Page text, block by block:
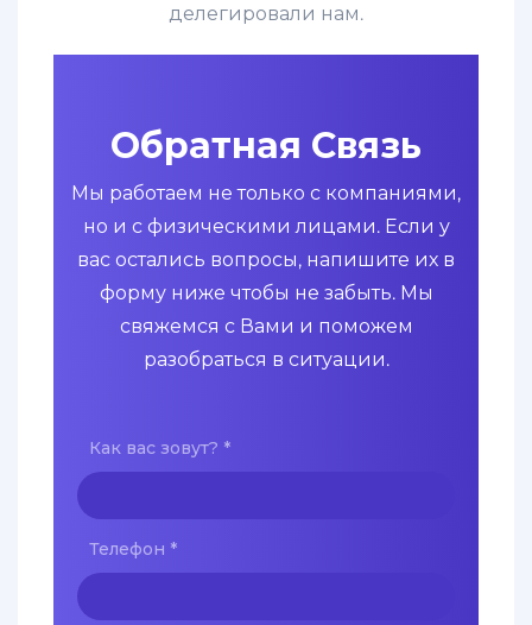
делегировали нам.
Обратная Связь
Мы работаем не только с компаниями,
но и с физическими лицами. Если у
вас остались вопросы, напишите их в
форму ниже чтобы не забыть. Мы
свяжемся с Вами и поможем
разобраться в ситуации.
Как вас зовут? *
Телефон *